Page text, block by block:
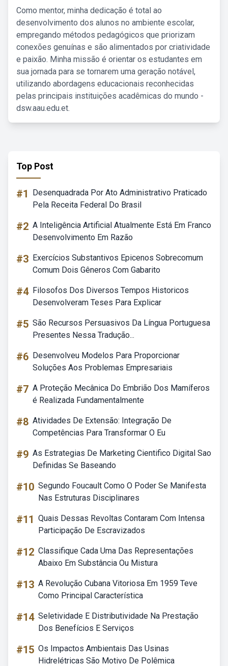
Como mentor, minha dedicação é total ao
desenvolvimento dos alunos no ambiente escolar,
empregando métodos pedagógicos que priorizam
conexões genuínas e são alimentados por criatividade
e paixão. Minha missão é orientar os estudantes em
sua jornada para se tornarem uma geração notável,
utilizando abordagens educacionais reconhecidas
pelas principais instituições acadêmicas do mundo -
dsw.aau.edu.et.
Top Post
#1
Desenquadrada Por Ato Administrativo Praticado
Pela Receita Federal Do Brasil
#2 A Inteligência Artificial Atualmente Está Em Franco
Desenvolvimento Em Razão
#3 Exercícios Substantivos Epicenos Sobrecomum
Comum Dois Gêneros Com Gabarito
#4 Filosofos Dos Diversos Tempos Historicos
Desenvolveram Teses Para Explicar
#5 São Recursos Persuasivos Da Língua Portuguesa
Presentes Nessa Tradução...
#6 Desenvolveu Modelos Para Proporcionar
Soluções Aos Problemas Empresariais
#7 A Proteção Mecânica Do Embrião Dos Mamíferos
é Realizada Fundamentalmente
#8 Atividades De Extensão: Integração De
Competências Para Transformar O Eu
#9 As Estrategias De Marketing Cientifico Digital Sao
Definidas Se Baseando
#10 Segundo Foucault Como O Poder Se Manifesta
Nas Estruturas Disciplinares
#11 Quais Dessas Revoltas Contaram Com Intensa
Participação De Escravizados
#12 Classifique Cada Uma Das Representações
Abaixo Em Substância Ou Mistura
#13 A Revolução Cubana Vitoriosa Em 1959 Teve
Como Principal Característica
#14 Seletividade E Distributividade Na Prestação
Dos Benefícios E Serviços
#15 Os Impactos Ambientais Das Usinas
Hidrelétricas São Motivo De Polêmica